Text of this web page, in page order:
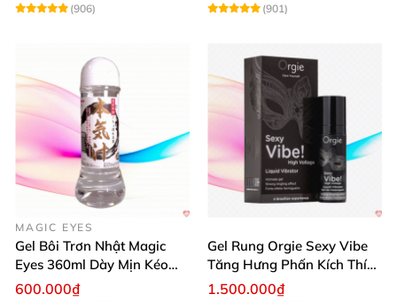
(906)
(901)
MAGIC EYES
Gel Bôi Trơn Nhật Magic
Eyes 360ml Dày Mịn Kéo
Dài Cảm Giác
600.000₫
Gel Rung Orgie Sexy Vibe
Tăng Hưng Phấn Kích Thích
Đỉnh Cao
1.500.000₫